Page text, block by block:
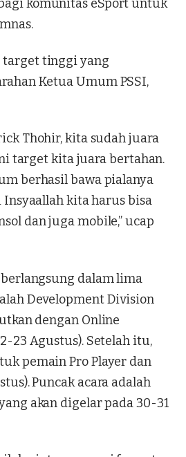
komunitas eSport untuk
target tinggi yang
Ketua Umum PSSI,
Thohir, kita sudah juara
target kita juara bertahan.
berhasil bawa pialanya
kita harus bisa
dan juga mobile,” ucap
dalam lima
Development Division
dengan Online
23 Agustus). Setelah itu,
pemain Pro Player dan
Puncak acara adalah
akan digelar pada 30-31